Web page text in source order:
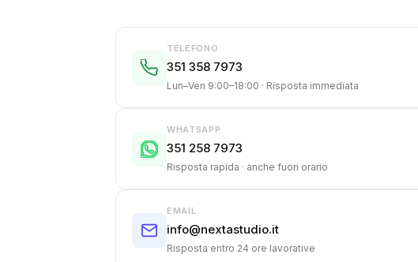
TELEFONO
351 358 7973
Lun–Ven 9:00–18:00 · Risposta immediata
WHATSAPP
351 258 7973
Risposta rapida · anche fuori orario
EMAIL
info@nextastudio.it
Risposta entro 24 ore lavorative